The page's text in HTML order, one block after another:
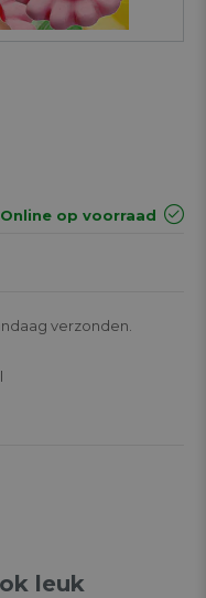
Online op voorraad
verzonden.
leuk